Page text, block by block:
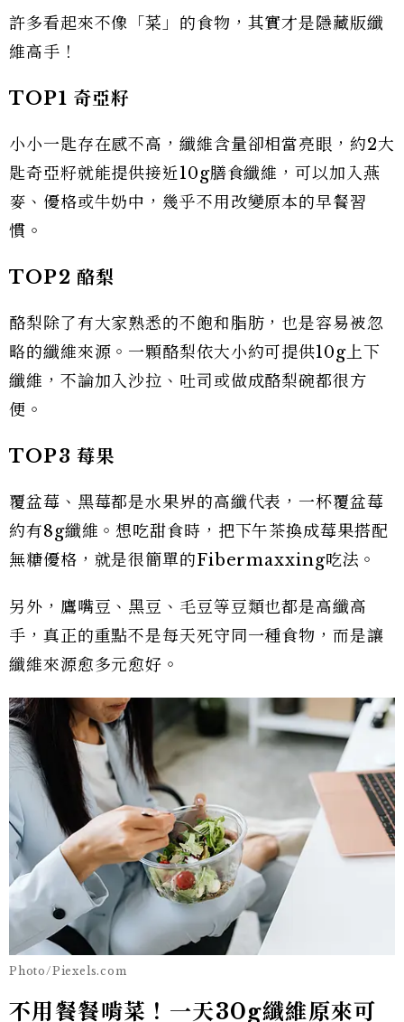
許多看起來不像「菜」的食物，其實才是隱藏版纖
維高手！
TOP1 奇亞籽
小小一匙存在感不高，纖維含量卻相當亮眼，約2大
匙奇亞籽就能提供接近10g膳食纖維，可以加入燕
麥、優格或牛奶中，幾乎不用改變原本的早餐習
慣。
TOP2 酪梨
酪梨除了有大家熟悉的不飽和脂肪，也是容易被忽
略的纖維來源。一顆酪梨依大小約可提供10g上下
纖維，不論加入沙拉、吐司或做成酪梨碗都很方
便。
TOP3 莓果
覆盆莓、黑莓都是水果界的高纖代表，一杯覆盆莓
約有8g纖維。想吃甜食時，把下午茶換成莓果搭配
無糖優格，就是很簡單的Fibermaxxing吃法。
另外，鷹嘴豆、黑豆、毛豆等豆類也都是高纖高
手，真正的重點不是每天死守同一種食物，而是讓
纖維來源愈多元愈好。
Photo/Piexels.com
不用餐餐啃菜！一天30g纖維原來可